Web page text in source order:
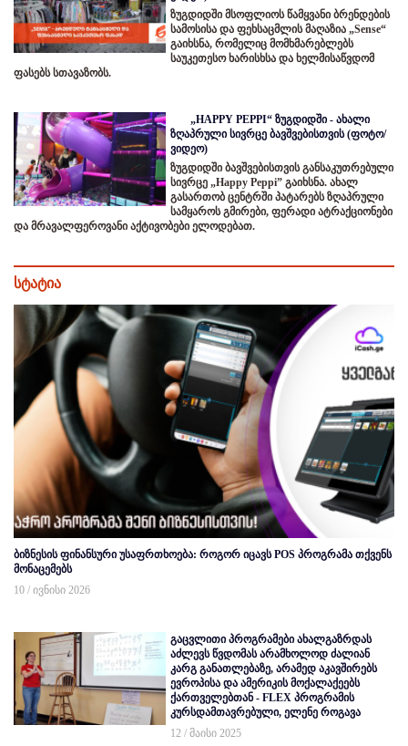
ზუგდიდში მსოფლიოს წამყვანი ბრენდების
სამოსისა და ფეხსაცმლის მაღაზია „Sense“
გაიხსნა, რომელიც მომხმარებლებს
საუკეთესო ხარისხსა და ხელმისაწვდომ
ფასებს სთავაზობს.
„HAPPY PEPPI“ ზუგდიდში - ახალი
ზღაპრული სივრცე ბავშვებისთვის (ფოტო/
ვიდეო)
ზუგდიდში ბავშვებისთვის განსაკუთრებული
სივრცე „Happy Peppi” გაიხსნა. ახალ
გასართობ ცენტრში პატარებს ზღაპრული
სამყაროს გმირები, ფერადი ატრაქციონები
და მრავალფეროვანი აქტივობები ელოდებათ.
სტატია
ბიზნესის ფინანსური უსაფრთხოება: როგორ იცავს POS პროგრამა თქვენს
მონაცემებს
10 / ივნისი 2026
გაცვლითი პროგრამები ახალგაზრდას
აძლევს წვდომას არამხოლოდ ძალიან
კარგ განათლებაზე, არამედ აკავშირებს
ევროპისა და ამერიკის მოქალაქეებს
ქართველებთან - FLEX პროგრამის
კურსდამთავრებული, ელენე როგავა
12 / მაისი 2025